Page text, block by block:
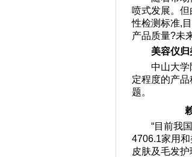
喷式发展。
性检测标准,
产品质量?未
美容仪
中山大学
定程度的产
题。
“目前我
4706.1家用
皮肤及毛发